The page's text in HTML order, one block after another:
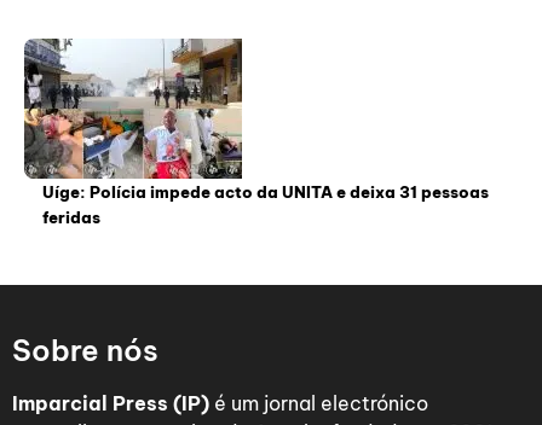
Uíge: Polícia impede acto da UNITA e deixa 31 pessoas
feridas
Sobre nós
Imparcial Press (IP) é um jornal electrónico